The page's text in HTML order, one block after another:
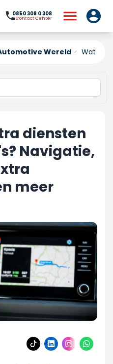
0850 308 0 308
Contact Center
Wereld Wat
diensten
Navigatie,
meer